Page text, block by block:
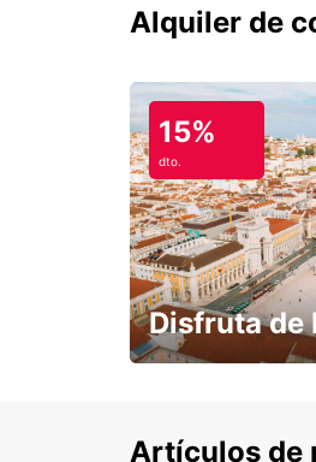
Alquiler de
15%
dto.
Disfruta de
Artículos de